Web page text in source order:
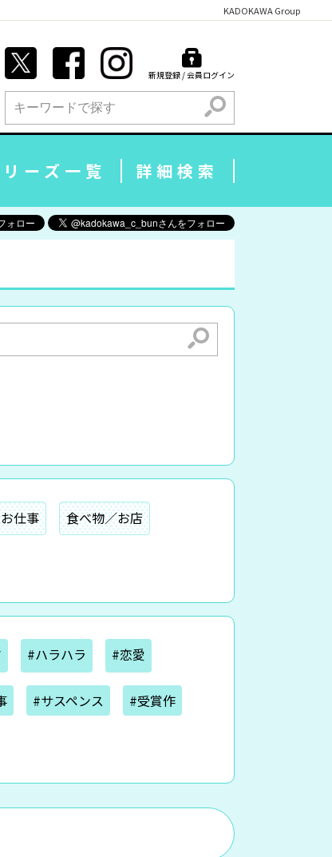
KADOKAWA Group
新規登録 / 会員ログイン
検索
ーズ一覧 詳細検索
検索
お仕事 食べ物／お店
#ハラハラ #恋愛
#サスペンス #受賞作